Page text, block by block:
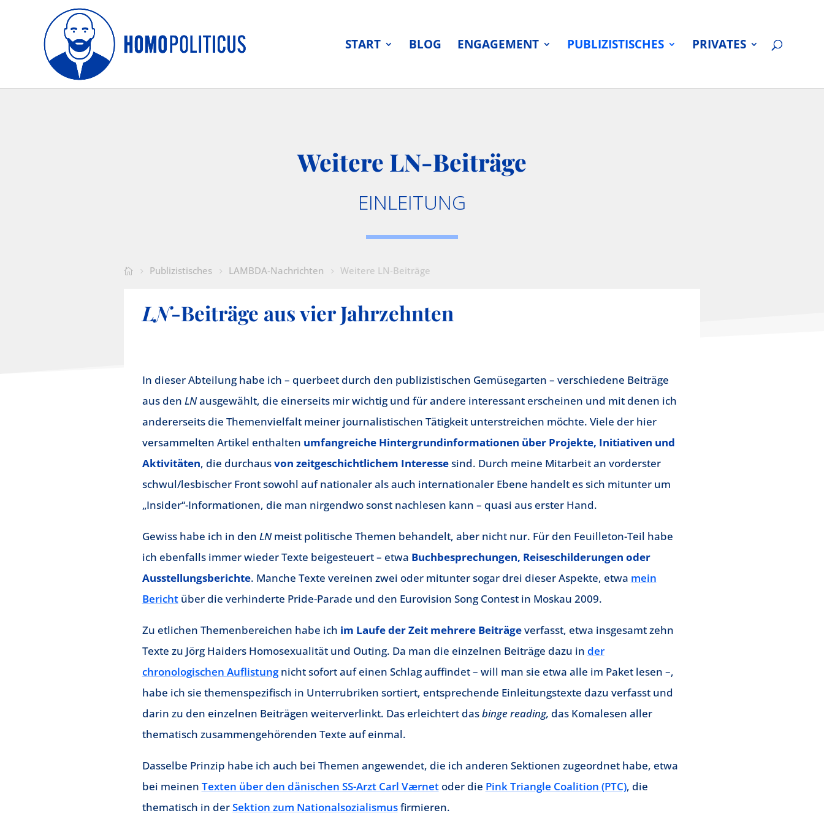
START BLOG ENGAGEMENT PUBLIZISTISCHES PRIVATES
Weitere LN-Beiträge
EINLEITUNG
Publizistisches LAMBDA-Nachrichten Weitere LN-Beiträge
LN-Beiträge aus vier Jahrzehnten
In dieser Abteilung habe ich – querbeet durch den publizistischen Gemüsegarten – verschiedene Beiträge
aus den LNausgewählt, die einerseits mir wichtig und für andere interessant erscheinen und mit denen ich
andererseits die Themenvielfalt meiner journalistischen Tätigkeit unterstreichen möchte. Viele der hier
versammelten Artikel enthalten umfangreiche Hintergrundinformationen über Projekte, Initiativen und
Aktivitäten, die durchausvon zeitgeschichtlichem Interessesind. Durch meine Mitarbeit an vorderster
schwul/lesbischer Front sowohl auf nationaler als auch internationaler Ebene handelt es sich mitunter um
„Insider“-Informationen, die man nirgendwo sonst nachlesen kann – quasi aus erster Hand.
Gewiss habe ich in den LNmeist politische Themen behandelt, aber nicht nur. Für den Feuilleton-Teil habe
ich ebenfalls immer wieder Texte beigesteuert – etwa Buchbesprechungen, Reiseschilderungen oder
Ausstellungsberichte. Manche Texte vereinen zwei oder mitunter sogar drei dieser Aspekte, etwa mein
Berichtüber die verhinderte Pride-Parade und den Eurovision Song Contest in Moskau 2009.
Zu etlichen Themenbereichen habe ich im Laufe der Zeit mehrere Beiträgeverfasst, etwa insgesamt zehn
Texte zu Jörg Haiders Homosexualität und Outing. Da man die einzelnen Beiträge dazu in der
chronologischen Auflistungnicht sofort auf einen Schlag auffindet – will man sie etwa alle im Paket lesen –,
habe ich sie themenspezifisch in Unterrubriken sortiert, entsprechende Einleitungstexte dazu verfasst und
darin zu den einzelnen Beiträgen weiterverlinkt. Das erleichtert dasbinge reading, das Komalesen aller
thematisch zusammengehörenden Texte auf einmal.
Dasselbe Prinzip habe ich auch bei Themen angewendet, die ich anderen Sektionen zugeordnet habe, etwa
bei meinen Texten über den dänischen SS-Arzt Carl Værnetoder die Pink Triangle Coalition (PTC), die
thematisch in derSektion zum Nationalsozialismusfirmieren.